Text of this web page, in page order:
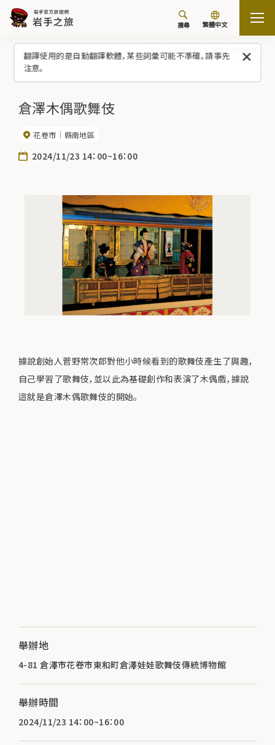
翻譯使用的是自動翻譯軟體，某些詞彙可能不準確。請事先
注意。
搜尋 繁體中文
倉澤木偶歌舞伎
花卷市 縣南地區
2024/11/23 14：00~16：00
據說創始人菅野常次郎對他小時候看到的歌舞伎產生了興趣，
自己學習了歌舞伎，並以此為基礎創作和表演了木偶戲，據說
這就是倉澤木偶歌舞伎的開始。
舉辦地
4-81 倉澤市花卷市東和町倉澤娃娃歌舞伎傳統博物館
舉辦時間
2024/11/23 14：00~16：00